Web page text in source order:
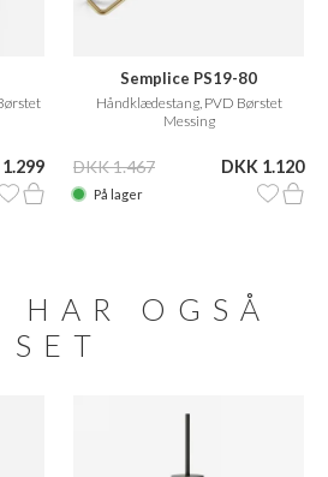
Semplice PS19-80
Håndklædestang, PVD Børstet
Messing
DKK 1.467 DKK 1.120
På lager
HAR OGSÅ
SET